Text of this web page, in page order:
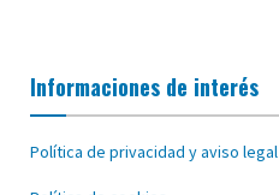
Informaciones de interés
Política de privacidad y aviso legal